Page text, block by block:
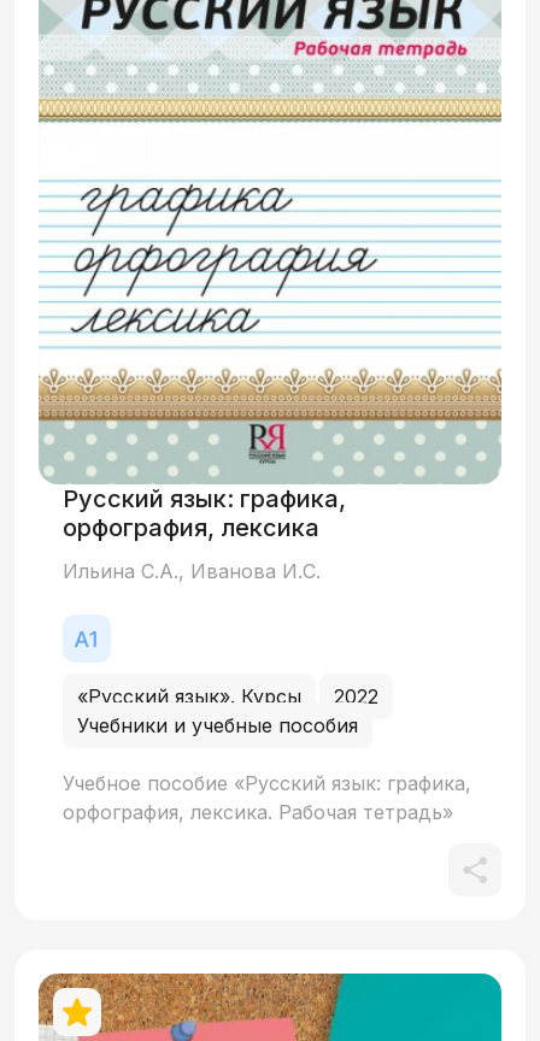
изменена традиционная
последовательность подачи грамматики.
Активно используются такие принципы,
как проблемность в обучении,
коммуникативный характер. Организация
материала позволяет учащимся уже с
первых ступеней на минимальном
уровне высказать собственное мнение,
принять участие в дискуссии на
«живом», грамматически правильном
языке.
Русский язык: графика,
орфография, лексика
Ильина С.А., Иванова И.С.
«Русский язык». Курсы
2022
Учебники и учебные пособия
Учебное пособие «Русский язык: графика,
орфография, лексика. Рабочая тетрадь»
красиво, рационально соединяя буквы
между собой, но и получат